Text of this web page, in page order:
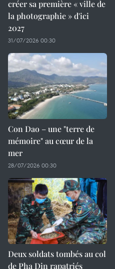
créer sa première « ville de
la photographie » d'ici
2027
31/07/2026 00:30
Con Dao – une "terre de
mémoire" au cœur de la
mer
28/07/2026 00:30
Deux soldats tombés au col
de Pha Din rapatriés